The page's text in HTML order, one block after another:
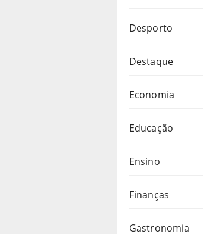
Desporto
Destaque
Economia
Educação
Ensino
Finanças
Gastronomia